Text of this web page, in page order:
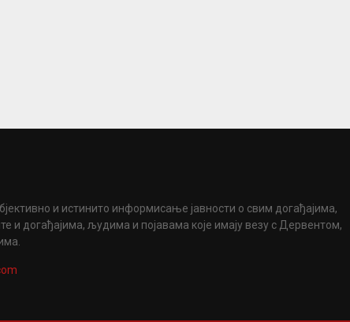
и истинито информисање јавности о свим догађајима,
и догађајима, људима и појавама које имају везу с Дервентом,